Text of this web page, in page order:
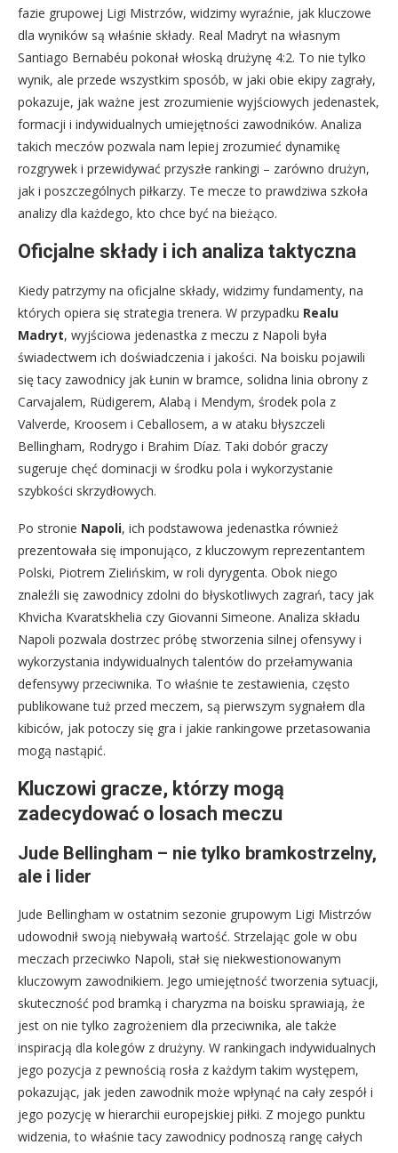
fazie grupowej Ligi Mistrzów, widzimy wyraźnie, jak kluczowe
dla wyników są właśnie składy. Real Madryt na własnym
Santiago Bernabéu pokonał włoską drużynę 4:2. To nie tylko
wynik, ale przede wszystkim sposób, w jaki obie ekipy zagrały,
pokazuje, jak ważne jest zrozumienie wyjściowych jedenastek,
formacji i indywidualnych umiejętności zawodników. Analiza
takich meczów pozwala nam lepiej zrozumieć dynamikę
rozgrywek i przewidywać przyszłe rankingi – zarówno drużyn,
jak i poszczególnych piłkarzy. Te mecze to prawdziwa szkoła
analizy dla każdego, kto chce być na bieżąco.
Oficjalne składy i ich analiza taktyczna
Kiedy patrzymy na oficjalne składy, widzimy fundamenty, na
których opiera się strategia trenera. W przypadku Realu
Madryt, wyjściowa jedenastka z meczu z Napoli była
świadectwem ich doświadczenia i jakości. Na boisku pojawili
się tacy zawodnicy jak Łunin w bramce, solidna linia obrony z
Carvajalem, Rüdigerem, Alabą i Mendym, środek pola z
Valverde, Kroosem i Ceballosem, a w ataku błyszczeli
Bellingham, Rodrygo i Brahim Díaz. Taki dobór graczy
sugeruje chęć dominacji w środku pola i wykorzystanie
szybkości skrzydłowych.
Po stronie Napoli, ich podstawowa jedenastka również
prezentowała się imponująco, z kluczowym reprezentantem
Polski, Piotrem Zielińskim, w roli dyrygenta. Obok niego
znaleźli się zawodnicy zdolni do błyskotliwych zagrań, tacy jak
Khvicha Kvaratskhelia czy Giovanni Simeone. Analiza składu
Napoli pozwala dostrzec próbę stworzenia silnej ofensywy i
wykorzystania indywidualnych talentów do przełamywania
defensywy przeciwnika. To właśnie te zestawienia, często
publikowane tuż przed meczem, są pierwszym sygnałem dla
kibiców, jak potoczy się gra i jakie rankingowe przetasowania
mogą nastąpić.
Kluczowi gracze, którzy mogą
zadecydować o losach meczu
Jude Bellingham – nie tylko bramkostrzelny,
ale i lider
Jude Bellingham w ostatnim sezonie grupowym Ligi Mistrzów
udowodnił swoją niebywałą wartość. Strzelając gole w obu
meczach przeciwko Napoli, stał się niekwestionowanym
kluczowym zawodnikiem. Jego umiejętność tworzenia sytuacji,
skuteczność pod bramką i charyzma na boisku sprawiają, że
jest on nie tylko zagrożeniem dla przeciwnika, ale także
inspiracją dla kolegów z drużyny. W rankingach indywidualnych
jego pozycja z pewnością rosła z każdym takim występem,
pokazując, jak jeden zawodnik może wpłynąć na cały zespół i
jego pozycję w hierarchii europejskiej piłki. Z mojego punktu
widzenia, to właśnie tacy zawodnicy podnoszą rangę całych